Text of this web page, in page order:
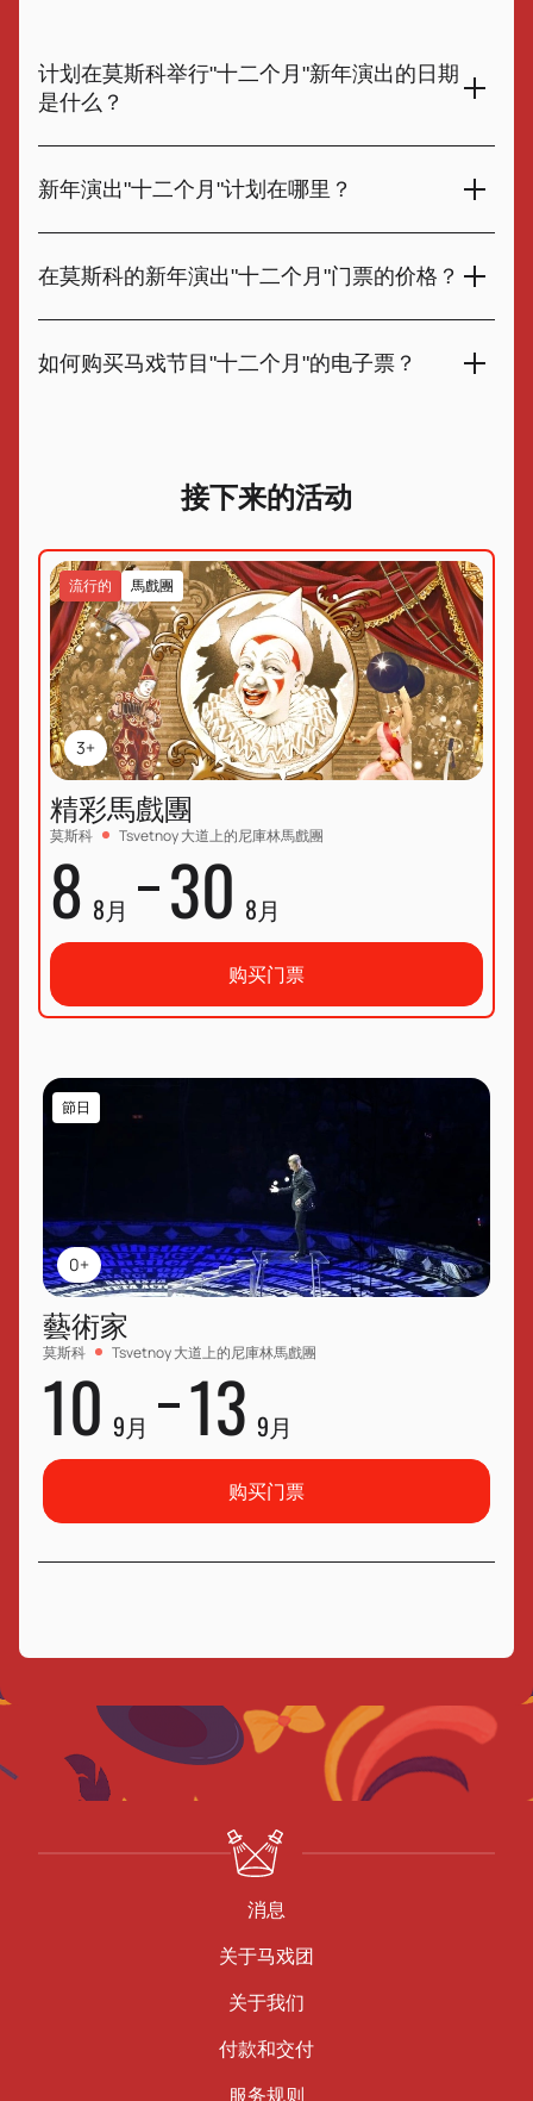
计划在莫斯科举行"十二个月"新年演出的日期
是什么？
月"将举行。 这个节目将带观众进入马戏团的神奇世界。 一场
上提供！
新年演出"十二个月"计划在哪里？
2025"十二个月"的新年表演。 现代竞技场准备欢迎年轻的客人
待你自己和你的亲人一个神奇和乐趣的假期！
在莫斯科的新年演出"十二个月"门票的价格？
以在网站的这个页面上找到。 价格取决于演出的日期和时间，
如何购买马戏节目"十二个月"的电子票？
的门票将显示在指定的电子邮件地址. 这个令人兴奋的节目将
接下来的活动
3+
馬戲團
流行的
精彩馬戲團
莫斯科 Tsvetnoy 大道上的尼庫林馬戲團
8 8月 30 8月
购买门票
0+
節日
藝術家
莫斯科 Tsvetnoy 大道上的尼庫林馬戲團
10 9月 13 9月
购买门票
消息
关于马戏团
关于我们
付款和交付
服务规则